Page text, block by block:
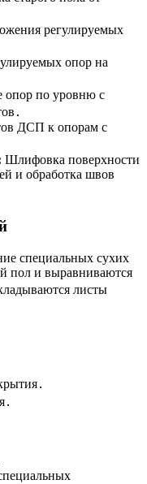
регулируемых
опор на
опор по уровню с
ДСП к опорам с
Шлифовка поверхности
и обработка швов
специальных сухих
пол и выравниваются
листы